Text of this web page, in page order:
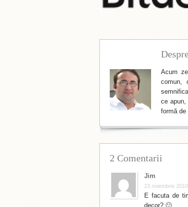
Acum
comun,
ce apun,
formă de
2 Comentarii
Jim
23 noiembrie
E facuta de
decor? 🙂